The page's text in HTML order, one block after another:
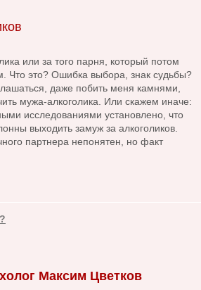
или за того парня, который потом
Что это? Ошибка выбора, знак судьбы?
даже побить меня камнями,
мужа-алкоголика. Или скажем иначе:
исследованиями установлено, что
выходить замуж за алкоголиков.
партнера непонятен, но факт
Максим Цветков